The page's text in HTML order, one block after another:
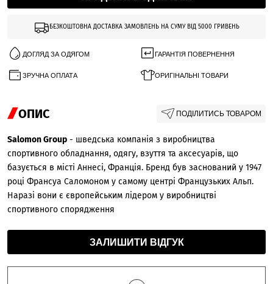
БЕЗКОШТОВНА ДОСТАВКА ЗАМОВЛЕНЬ НА СУМУ ВІД 5000 ГРИВЕНЬ
ДОГЛЯД ЗА ОДЯГОМ ГАРАНТІЯ ПОВЕРНЕННЯ
ЗРУЧНА ОПЛАТА ОРИГІНАЛЬНІ ТОВАРИ
ОПИС ПОДІЛИТИСЬ ТОВАРОМ
Salomon Group - шведська компанія з виробництва
спортивного обладнання, одягу, взуття та аксесуарів, що
базується в місті Аннесі, Франція. Бренд був заснований у 1947
році Франсуа Саломоном у самому центрі Французьких Альп.
Наразі вони є європейським лідером у виробництві
спортивного спорядження
ЗАЛИШИТИ ВІДГУК